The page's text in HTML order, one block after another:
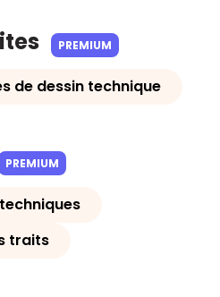
PREMIUM
de dessin technique
PREMIUM
traits